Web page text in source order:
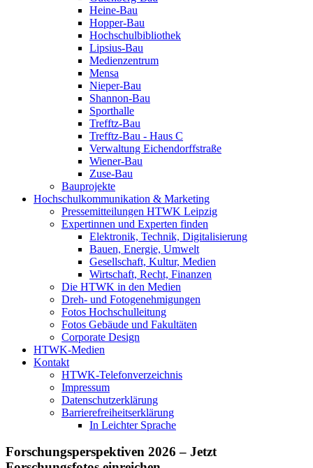
Heine-Bau
Hopper-Bau
Hochschulbibliothek
Lipsius-Bau
Medienzentrum
Mensa
Nieper-Bau
Shannon-Bau
Sporthalle
Trefftz-Bau
Trefftz-Bau - Haus C
Verwaltung Eichendorffstraße
Wiener-Bau
Zuse-Bau
Bauprojekte
Hochschulkommunikation & Marketing
Pressemitteilungen HTWK Leipzig
Expertinnen und Experten finden
Elektronik, Technik, Digitalisierung
Bauen, Energie, Umwelt
Gesellschaft, Kultur, Medien
Wirtschaft, Recht, Finanzen
Die HTWK in den Medien
Dreh- und Fotogenehmigungen
Fotos Hochschulleitung
Fotos Gebäude und Fakultäten
Corporate Design
HTWK-Medien
Kontakt
HTWK-Telefonverzeichnis
Impressum
Datenschutzerklärung
Barrierefreiheitserklärung
In Leichter Sprache
Forschungsperspektiven 2026 – Jetzt